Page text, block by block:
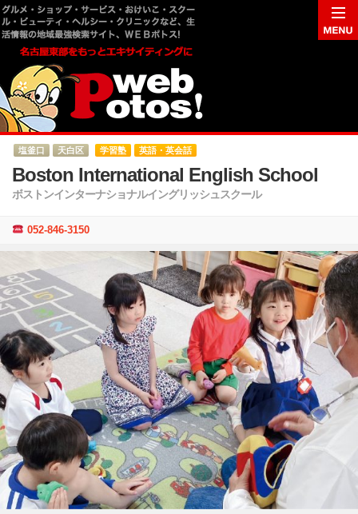
塩釜口 天白区 学習塾 英語・英会話
Boston International English School
ボストンインターナショナルイングリッシュスクール
052-846-3150